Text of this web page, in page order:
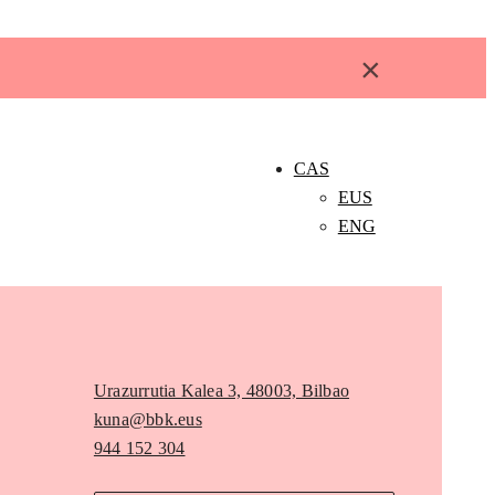
×
CAS
EUS
ENG
Urazurrutia Kalea 3, 48003, Bilbao
kuna@bbk.eus
944 152 304